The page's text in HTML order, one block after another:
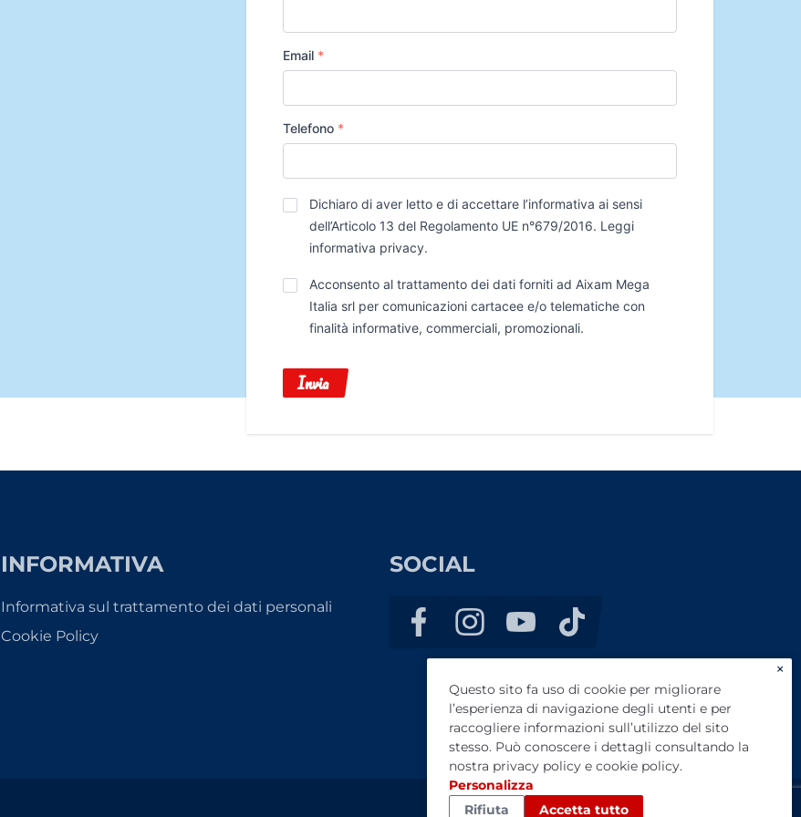
Email *
Telefono *
Privacy*
Dichiaro di aver letto e di accettare l’informativa ai sensi
dell’Articolo 13 del Regolamento UE n°679/2016. Leggi
informativa privacy.
Trattamento
Dati
Acconsento al trattamento dei dati forniti ad Aixam Mega
Italia srl per comunicazioni cartacee e/o telematiche con
finalità informative, commerciali, promozionali.
Invia
INFORMATIVA
Informativa sul trattamento dei dati personali
Cookie Policy
SOCIAL
×
Questo sito fa uso di cookie per migliorare
l’esperienza di navigazione degli utenti e per
raccogliere informazioni sull’utilizzo del sito
stesso. Può conoscere i dettagli consultando la
nostra privacy policy e cookie policy.
Personalizza
Rifiuta
Accetta tutto